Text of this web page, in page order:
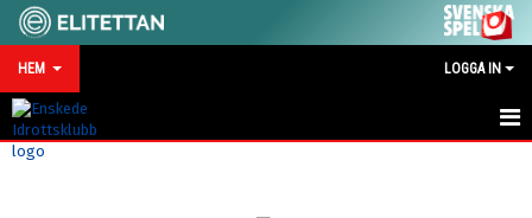
HEM LOGGA IN
HEM